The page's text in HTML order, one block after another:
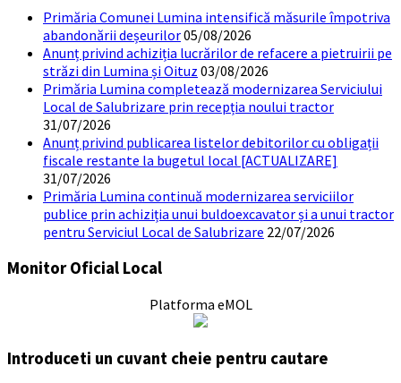
Primăria Comunei Lumina intensifică măsurile împotriva
abandonării deșeurilor05/08/2026
Anunț privind achiziția lucrărilor de refacere a pietruirii pe
străzi din Lumina și Oituz 03/08/2026
Primăria Lumina completează modernizarea Serviciului
Local de Salubrizare prin recepția noului tractor
31/07/2026
Anunț privind publicarea listelor debitorilor cu obligații
fiscale restante la bugetul local [ACTUALIZARE]
31/07/2026
Primăria Lumina continuă modernizarea serviciilor
publice prin achiziția unui buldoexcavator și a unui tractor
pentru Serviciul Local de Salubrizare 22/07/2026
Monitor Oficial Local
Platforma eMOL
Introduceti un cuvant cheie pentru cautare